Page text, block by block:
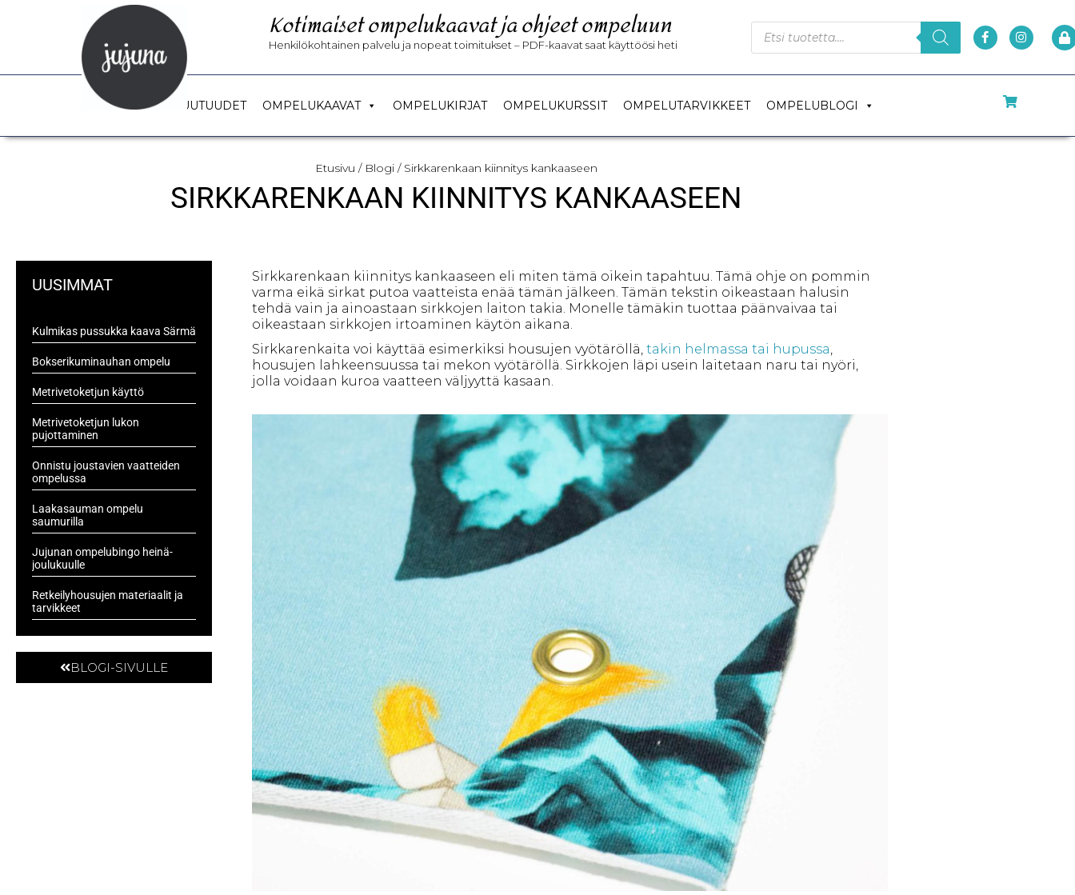
Kotimaiset ompelukaavat ja ohjeet ompeluun
Henkilökohtainen palvelu ja nopeat toimitukset – PDF-kaavat saat käyttöösi heti
UUTUUDET OMPELUKAAVAT OMPELUKIRJAT OMPELUKURSSIT OMPELUTARVIKKEET OMPELUBLOGI
Etusivu / Blogi/ Sirkkarenkaan kiinnitys kankaaseen
SIRKKARENKAAN KIINNITYS KANKAASEEN
UUSIMMAT
Kulmikas pussukka kaava Särmä
Bokserikuminauhan ompelu
Metrivetoketjun käyttö
Metrivetoketjun lukon
pujottaminen
Onnistu joustavien vaatteiden
ompelussa
Laakasauman ompelu
saumurilla
Jujunan ompelubingo heinä-
joulukuulle
Retkeilyhousujen materiaalit ja
tarvikkeet
BLOGI-SIVULLE
Sirkkarenkaan kiinnitys kankaaseen eli miten tämä oikein tapahtuu. Tämä ohje on pommin
varma eikä sirkat putoa vaatteista enää tämän jälkeen. Tämän tekstin oikeastaan halusin
tehdä vain ja ainoastaan sirkkojen laiton takia. Monelle tämäkin tuottaa päänvaivaa tai
oikeastaan sirkkojen irtoaminen käytön aikana.
Sirkkarenkaita voi käyttää esimerkiksi housujen vyötäröllä, takin helmassa tai hupussa,
housujen lahkeensuussa tai mekon vyötäröllä. Sirkkojen läpi usein laitetaan naru tai nyöri,
jolla voidaan kuroa vaatteen väljyyttä kasaan.